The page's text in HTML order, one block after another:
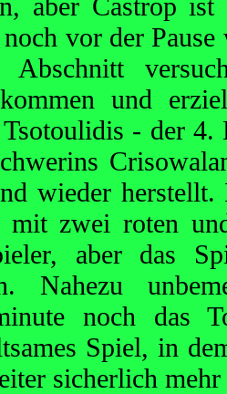
vor der
Abschnitt
und
Tsotoulidis - der
wieder
mit zwei roten
aber das
Nahezu
noch das
Spiel, in
sicherlich